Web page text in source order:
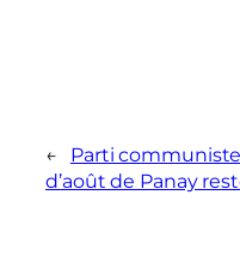
←
Parti
d’août de Panay